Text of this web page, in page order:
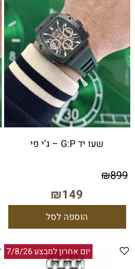
שעו יד G:P – ג’י פי
₪899
₪149
הוספה לסל
יום אחרון למבצע 7/8/26